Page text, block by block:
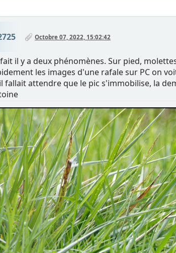
Octobre 07, 2022, 15:02:42
il y a deux phénomènes. Sur pied,
les images d'une rafale sur PC on
fallait attendre que le pic s'immobilise, la